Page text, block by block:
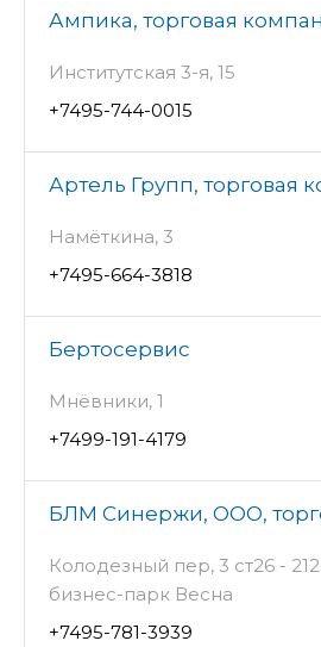
Ампика, торговая
Институтская 3-я, 15
+7495-744-0015
Артель Групп, торговая
Намёткина, 3
+7495-664-3818
Бертосервис
Мнёвники, 1
+7499-191-4179
БЛМ Синержи, ООО,
Колодезный пер, 3 ст26 -
бизнес-парк Весна
+7495-781-3939